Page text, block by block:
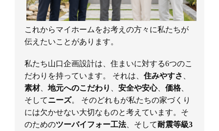
これからマイホームをお考えの方々に私たちが
伝えたいことがあります。
私たち山口企画設計は、住まいに対する6つのこ
だわりを持っています。 それは、 住みやすさ
素材、 地元へのこだわり 安全や安心、 価格、
そしてニーズ。 そのどれもが私たちの家づくり
には欠かせない大切なものと考えています。そ
のためのツーバイフォー工法、そして耐震等級3